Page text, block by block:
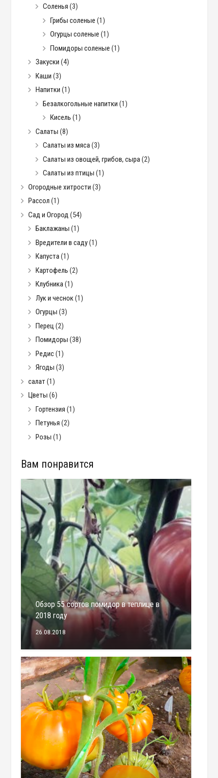
Соленья (3)
Грибы соленые (1)
Огурцы соленые (1)
Помидоры соленые (1)
Закуски (4)
Каши (3)
Напитки (1)
Безалкогольные напитки (1)
Кисель (1)
Салаты (8)
Салаты из мяса(3)
Салаты из овощей, грибов, сыра(2)
Салаты из птицы (1)
Огородные хитрости (3)
Рассол (1)
Сад и Огород (54)
Баклажаны (1)
Вредители в саду(1)
Капуста(1)
Картофель (2)
Клубника(1)
Лук и чеснок(1)
Огурцы (3)
Перец (2)
Помидоры (38)
Редис(1)
Ягоды (3)
салат(1)
Цветы (6)
Гортензия (1)
Петунья (2)
Розы (1)
Вам понравится
Обзор 55 сортов помидор в теплице в
2018 году
26.08.2018